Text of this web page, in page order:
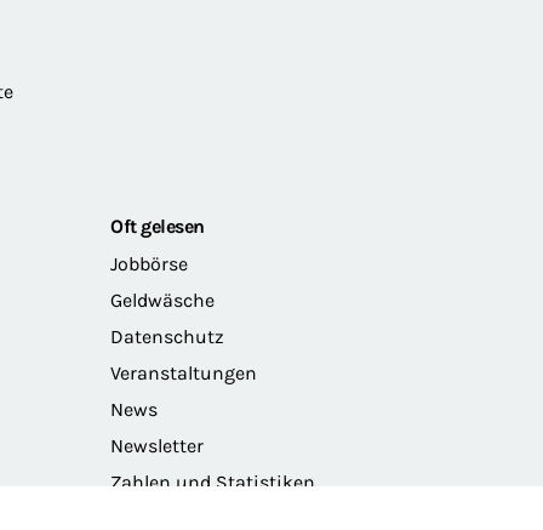
Oft gelesen
Jobbörse
Geldwäsche
Datenschutz
Veranstaltungen
News
Newsletter
Zahlen und Statistiken